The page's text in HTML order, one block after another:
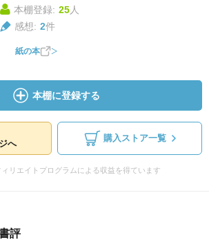
本棚登録: 25人
感想: 2件
紙の本
本棚に登録する
へ
購入ストア一覧
リエイトプログラムによる収益を得ています
評